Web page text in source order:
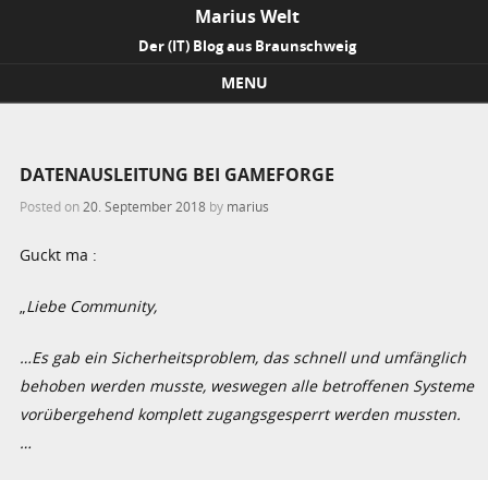
Marius Welt
Der (IT) Blog aus Braunschweig
MENU
DATENAUSLEITUNG BEI GAMEFORGE
Posted on 20. September 2018 by marius
Guckt ma :
Liebe Community,
…Es gab ein Sicherheitsproblem, das schnell und umfänglich
behoben werden musste, weswegen alle betroffenen Systeme
vorübergehend komplett zugangsgesperrt werden mussten.
…